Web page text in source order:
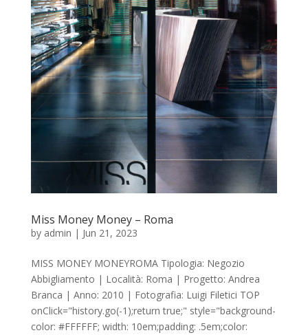
Miss Money Money – Roma
by admin | Jun 21, 2023
MISS MONEY MONEYROMA Tipologia: Negozio
Abbigliamento | Località: Roma | Progetto: Andrea
Branca | Anno: 2010 | Fotografia: Luigi Filetici TOP
onClick="history.go(-1);return true;" style="background-
color: #FFFFFF; width: 10em;padding: .5em;color: